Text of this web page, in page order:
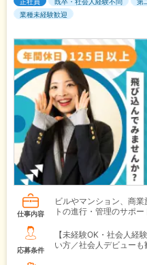
業種未経験歓迎
仕事内容
ビルやマンション、商
トの進行・管理のサポー
応募条件
【未経験OK・社会人経
い方／社会人デビューも